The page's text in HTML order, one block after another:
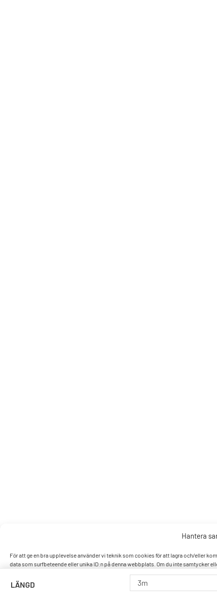
Hantera
För att ge en bra upplevelse använder vi teknik som cookies för att lagra och/eller
data som surfbeteende eller unika ID:n på denna webbplats. Om du inte samtycker
LÄNGD 3m